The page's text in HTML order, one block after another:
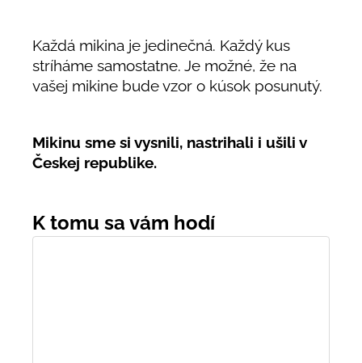
Každá mikina je jedinečná. Každý kus
stríháme samostatne. Je možné, že na
vašej mikine bude vzor o kúsok posunutý.
Mikinu sme si vysnili, nastrihali i ušili v
Českej republike.